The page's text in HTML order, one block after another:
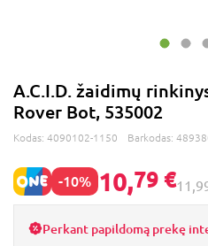
A.C.I.D. žaidimų
Rover Bot, 535002
Kodas: 4090102-1150 Barkodas:
-10% 10,79 €
Perkant papildomą prekę